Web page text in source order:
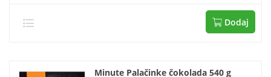
Dodaj
Minute Palačinke čokolada 540 g